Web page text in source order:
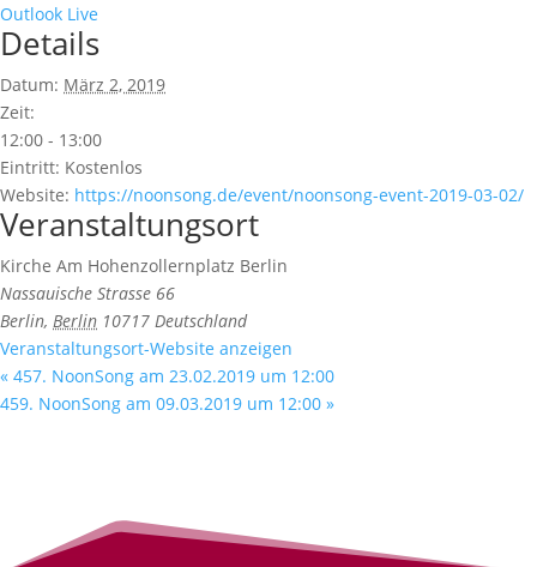
Outlook Live
Details
Datum: März 2, 2019
Zeit:
12:00 - 13:00
Eintritt: Kostenlos
Website: https://noonsong.de/event/noonsong-event-2019-03-02/
Veranstaltungsort
Kirche Am Hohenzollernplatz Berlin
Nassauische Strasse 66
Berlin, Berlin 10717 Deutschland
Veranstaltungsort-Website anzeigen
« 457. NoonSong am 23.02.2019 um 12:00
459. NoonSong am 09.03.2019 um 12:00 »